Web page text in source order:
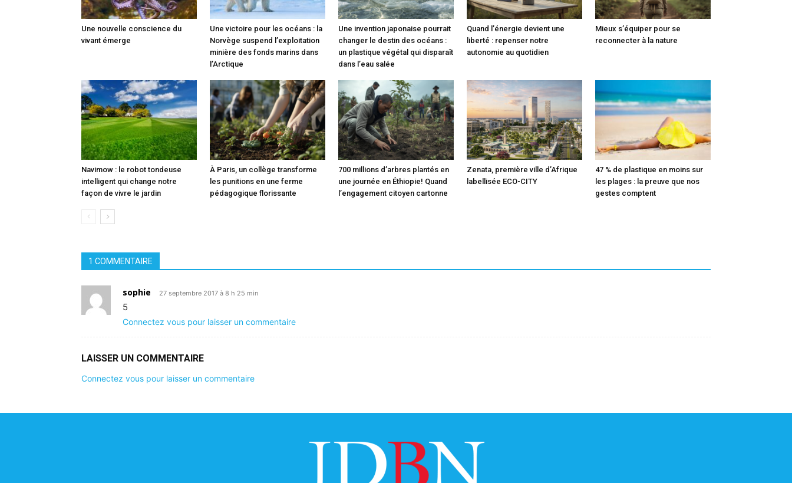
Une nouvelle conscience du
vivant émerge
Une victoire pour les océans : la
Norvège suspend l’exploitation
minière des fonds marins dans
l’Arctique
Une invention japonaise pourrait
changer le destin des océans :
un plastique végétal qui disparaît
dans l’eau salée
Quand l’énergie devient une
liberté : repenser notre
autonomie au quotidien
Mieux s’équiper pour se
reconnecter à la nature
Navimow : le robot tondeuse
intelligent qui change notre
façon de vivre le jardin
À Paris, un collège transforme
les punitions en une ferme
pédagogique florissante
700 millions d’arbres plantés en
une journée en Éthiopie! Quand
l’engagement citoyen cartonne
Zenata, première ville d’Afrique
labellisée ECO-CITY
47 % de plastique en moins sur
les plages : la preuve que nos
gestes comptent
1 COMMENTAIRE
sophie 27 septembre 2017 à 8 h 25 min
5
Connectez vous pour laisser un commentaire
LAISSER UN COMMENTAIRE
Connectez vous pour laisser un commentaire